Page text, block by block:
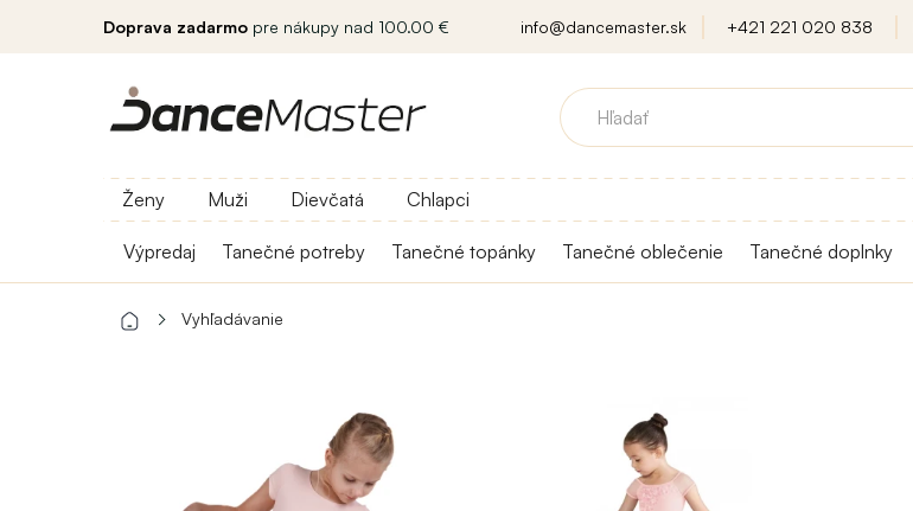
Doprava zadarmo pre nákupy nad 100.00 € info@dancemaster.sk +421 221 020 838
Ženy Muži Dievčatá Chlapci
Výpredaj Tanečné potreby Tanečné topánky Tanečné oblečenie Tanečné doplnky
Vyhľadávanie